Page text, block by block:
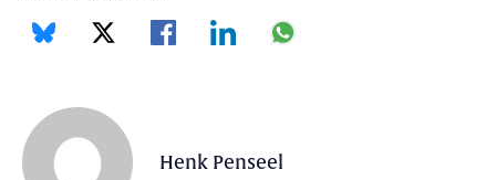
Henk Penseel